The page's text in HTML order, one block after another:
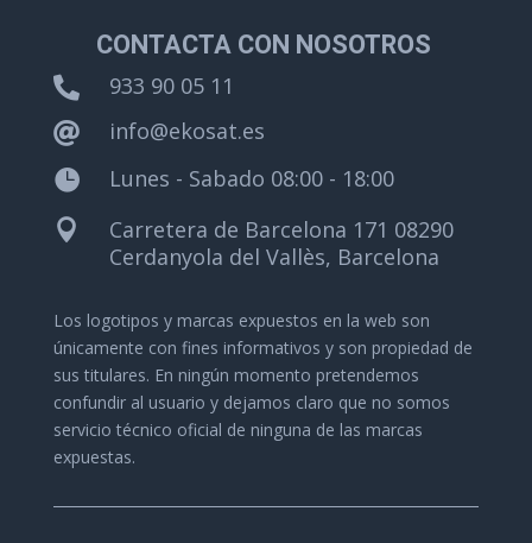
CONTACTA CON NOSOTROS
 933 90 05 11
 info@ekosat.es
 Lunes - Sabado 08:00 - 18:00

Carretera de Barcelona 171 08290
Cerdanyola del Vallès, Barcelona
Los logotipos y marcas expuestos en la web son
únicamente con fines informativos y son propiedad de
sus titulares. En ningún momento pretendemos
confundir al usuario y dejamos claro que no somos
servicio técnico oficial de ninguna de las marcas
expuestas.